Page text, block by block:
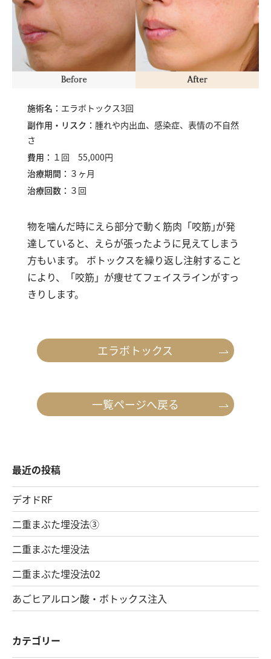
施術名： エラボトックス3回
副作用・リスク： 腫れや内出血、感染症、表情の不自然
さ
費用： １回 55,000円
治療期間： ３ヶ月
治療回数： ３回
物を噛んだ時にえら部分で動く筋肉「咬筋｣が発
達していると、えらが張ったように見えてしまう
方もいます。 ボトックスを繰り返し注射すること
により、「咬筋」が痩せてフェイスラインがすっ
きりします。
エラボトックス
一覧ページへ戻る
最近の投稿
デオドRF
二重まぶた埋没法③
二重まぶた埋没法
二重まぶた埋没法02
あごヒアルロン酸・ボトックス注入
カテゴリー